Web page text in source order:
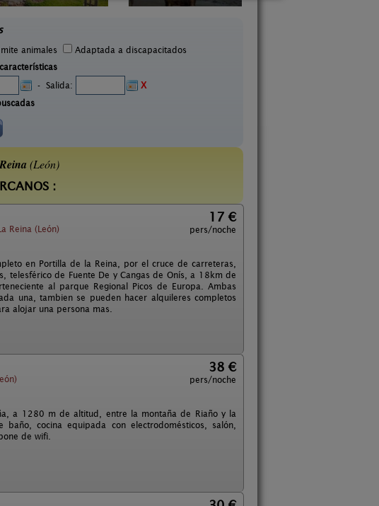
animales
Adaptada a discapacitados
- Salida:
X
(León)
:
Reina (León)
17 €
pers/noche
en Portilla de la Reina, por el cruce de carreteras,
telesférico de Fuente De y Cangas de Onís, a 18km de
al parque Regional Picos de Europa. Ambas
una, tambien se pueden hacer alquileres completos
alojar una persona mas.
38 €
pers/noche
a 1280 m de altitud, entre la montaña de Riaño y la
cocina equipada con electrodomésticos, salón,
de wifi.